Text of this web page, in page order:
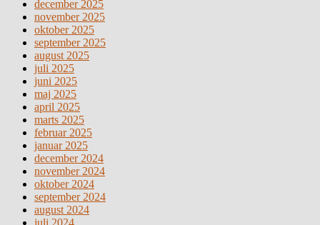
december 2025
november 2025
oktober 2025
september 2025
august 2025
juli 2025
juni 2025
maj 2025
april 2025
marts 2025
februar 2025
januar 2025
december 2024
november 2024
oktober 2024
september 2024
august 2024